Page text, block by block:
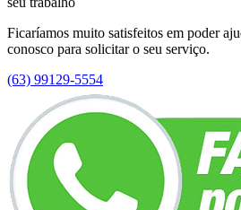
Ficaríamos muito satisfeitos em poder
conosco para solicitar o seu serviço.
(63) 99129-5554